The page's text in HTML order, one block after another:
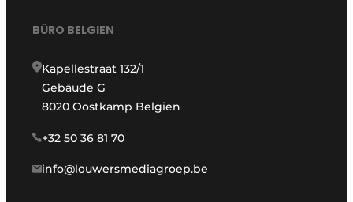
BÜRO BELGIEN
Kapellestraat 132/1
Gebäude G
8020 Oostkamp Belgien
+32 50 36 81 70
info@louwersmediagroep.be